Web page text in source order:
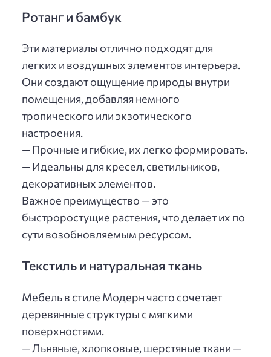
Ротанг и бамбук
Эти материалы отлично подходят для
легких и воздушных элементов интерьера.
Они создают ощущение природы внутри
помещения, добавляя немного
тропического или экзотического
настроения.
— Прочные и гибкие, их легко формировать.
— Идеальны для кресел, светильников,
декоративных элементов.
Важное преимущество — это
быстроростущие растения, что делает их по
сути возобновляемым ресурсом.
Текстиль и натуральная ткань
Мебель в стиле Модерн часто сочетает
деревянные структуры с мягкими
поверхностями.
— Льняные, хлопковые, шерстяные ткани —